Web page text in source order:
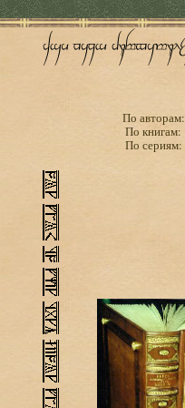
По авторам:
По книгам:
По сериям: